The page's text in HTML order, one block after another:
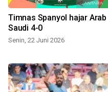
Timnas Spanyol hajar Arab
Saudi 4-0
Senin, 22 Juni 2026